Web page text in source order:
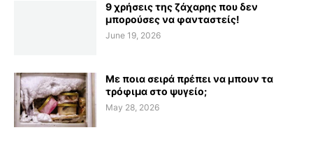
9 χρήσεις της ζάχαρης που δεν
μπορούσες να φανταστείς!
June 19, 2026
Με ποια σειρά πρέπει να μπουν τα
τρόφιμα στο ψυγείο;
May 28, 2026